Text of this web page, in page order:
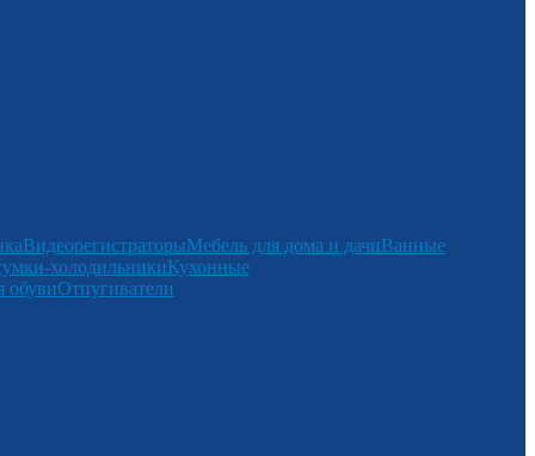
ВидеорегистраторыМебель для дома и дачиВанные
холодильникиКухонные
обувиОтпугиватели